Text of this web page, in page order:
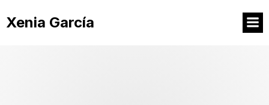
Xenia García